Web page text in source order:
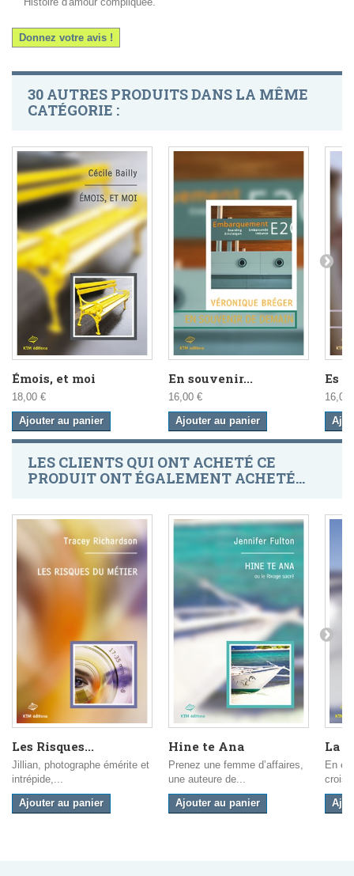
Donnez votre avis !
30 AUTRES PRODUITS DANS LA MÊME
CATÉGORIE :
Émois, et moi
18,00 €
Ajouter au panier
En souvenir...
16,00 €
Ajouter au panier
Es
16,00
LES CLIENTS QUI ONT ACHETÉ CE
PRODUIT ONT ÉGALEMENT ACHETÉ...
Les Risques...
Jillian, photographe émérite et
intrépide,...
Ajouter au panier
Hine te Ana
Prenez une femme d’affaires,
une auteure de...
Ajouter au panier
La
En